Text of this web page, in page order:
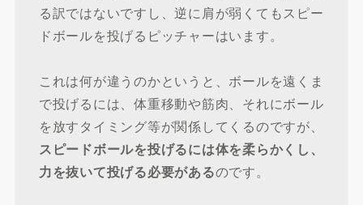
る訳ではないですし、逆に肩が弱くてもスピー
ドボールを投げるピッチャーはいます。
これは何が違うのかというと、ボールを遠くま
で投げるには、体重移動や筋肉、それにボール
を放すタイミング等が関係してくるのですが、
スピードボールを投げるには体を柔らかくし、
力を抜いて投げる必要があるのです。